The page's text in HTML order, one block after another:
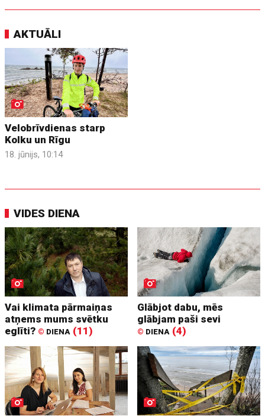
AKTUĀLI
Velobrīvdienas starp
Kolku un Rīgu
18. jūnijs, 10:14
VIDES DIENA
Vai klimata pārmaiņas
atņems mums svētku
eglīti? © DIENA (11)
Glābjot dabu, mēs
glābjam paši sevi
© DIENA (4)